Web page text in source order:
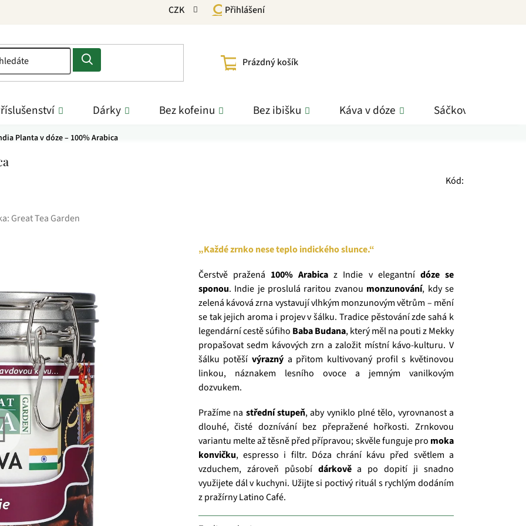
CZK Přihlášení
NÁKUPNÍ
Prázdný košík
Dárky Bez kofeinu Bez ibišku Káva v dóze Sáčkové čaje
Planta v dóze – 100% Arabica
Kód:
Great Tea Garden
„Každé zrnko nese teplo indického slunce.“
Čerstvě pražená 100% Arabica z Indie v elegantní dóze se
sponou. Indie je proslulá raritou zvanou monzunování, kdy se
zelená kávová zrna vystavují vlhkým monzunovým větrům – mění
se tak jejich aroma i projev v šálku. Tradice pěstování zde sahá k
legendární cestě súfiho Baba Budana, který měl na pouti z Mekky
propašovat sedm kávových zrn a založit místní kávo‑kulturu. V
šálku potěšívýrazný a přitom kultivovaný profil s květinovou
linkou, náznakem lesního ovoce a jemným vanilkovým
dozvukem.
Pražíme na střední stupeň, aby vyniklo plné tělo, vyrovnanost a
dlouhé, čisté doznívání bez přepražené hořkosti. Zrnkovou
variantu melte až těsně před přípravou; skvěle funguje pro moka
konvičku, espresso i filtr. Dóza chrání kávu před světlem a
vzduchem, zároveň působí dárkověa po dopití ji snadno
využijete dál v kuchyni. Užijte si poctivý rituál s rychlým dodáním
z pražírny Latino Café.